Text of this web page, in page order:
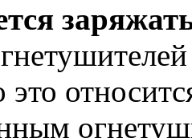
это